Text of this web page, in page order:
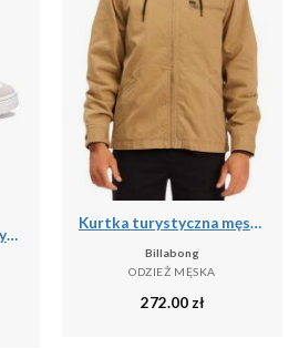
Kurtka puchowa wytrzymały na co dzień na siłownię
Kurtka turystyczna męska Billabong Barlow przejściowa
Billabong
ODZIEŻ MĘSKA
272.00 zł